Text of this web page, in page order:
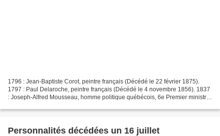
1796 : Jean-Baptiste Corot, peintre français (Décédé le 22 février 1875).
1797 : Paul Delaroche, peintre français (Décédé le 4 novembre 1856). 1837
: Joseph-Alfred Mousseau, homme politique québécois, 6e Premier ministre
Personnalités décédées un 16 juillet